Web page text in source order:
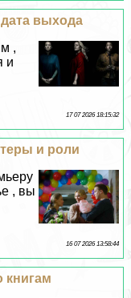
дата выхода
,
и
17 07 2026 18:15:32
и роли
, вы
16 07 2026 13:58:44
книгам